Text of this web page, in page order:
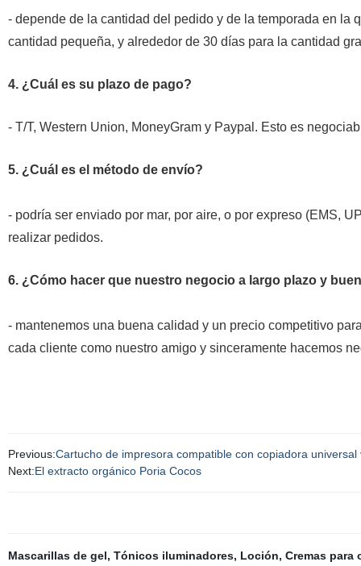
- depende de la cantidad del pedido y de la temporada en la
cantidad pequeña, y alrededor de 30 días para la cantidad
4. ¿Cuál es su plazo de pago?
- T/T, Western Union, MoneyGram y Paypal. Esto es
5. ¿Cuál es el método de envío?
- podría ser enviado por mar, por aire, o por expreso (EMS,
realizar pedidos.
6. ¿Cómo hacer que nuestro negocio a largo plazo y
- mantenemos una buena calidad y un precio competitivo
cada cliente como nuestro amigo y sinceramente hacemos
Previous:Cartucho de impresora compatible con copiadora
Next:El extracto orgánico Poria Cocos
Mascarillas de gel, Tónicos iluminadores, Loción, Cremas para